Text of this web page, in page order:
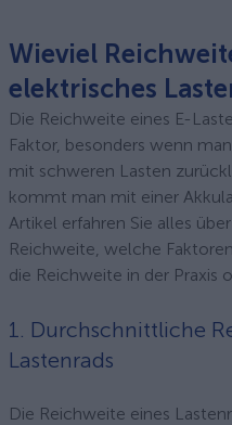
Wieviel
elektrisches
Die Reichweite eines E-
Faktor, besonders wenn
mit schweren Lasten
kommt man mit einer
Artikel erfahren Sie alles
Reichweite, welche
die Reichweite in der Praxis
1. Durchschnittliche
Lastenrads
Die Reichweite eines